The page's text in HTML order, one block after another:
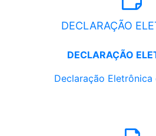
DECLARAÇÃO
DECLARAÇÃO
Declaração Eletrônica